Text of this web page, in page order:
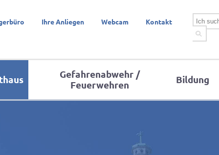
Ihre Anliegen Webcam Kontakt
Gefahrenabwehr /
Feuerwehren
Bildung